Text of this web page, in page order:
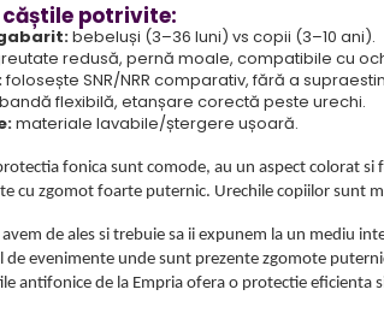
căștile potrivite:
bebeluși (3–36 luni) vs copii (3–10 ani).
redusă, pernă moale, compatibile cu
folosește SNR/NRR comparativ, fără a
flexibilă, etanșare corectă peste urechi.
materiale lavabile/ștergere ușoară.
fonica sunt comode, au un aspect colorat
cu zgomot foarte puternic. Urechile copiilor sunt
de ales si trebuie sa ii expunem la un mediu
de evenimente unde sunt prezente zgomote
antifonice de la Empria ofera o protectie eficienta